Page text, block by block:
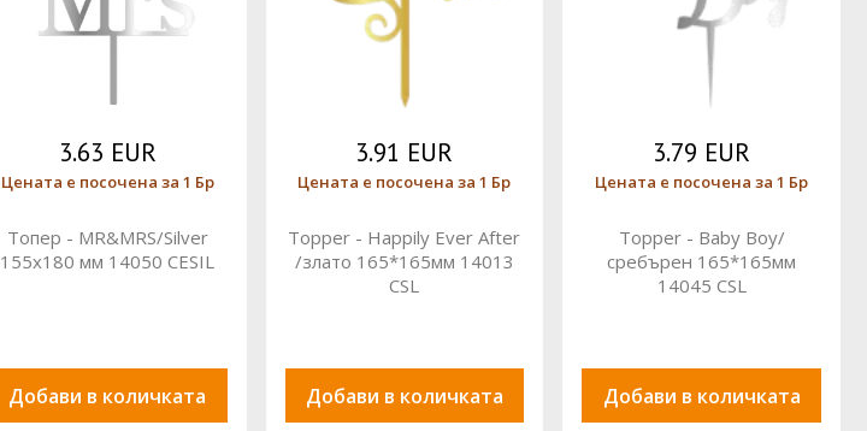
3.63 EUR
Цената е посочена за 1 Бр
Топер - MR&MRS/Silver
155x180 мм 14050 CESIL
Добави в количката
3.91 EUR
Цената е посочена за 1 Бр
Topper - Happily Ever After
/злато 165*165мм 14013
CSL
Добави в количката
3.79 EUR
Цената е посочена за 1 Бр
Topper - Baby Boy/
сребърен 165*165мм
14045 CSL
Добави в количката